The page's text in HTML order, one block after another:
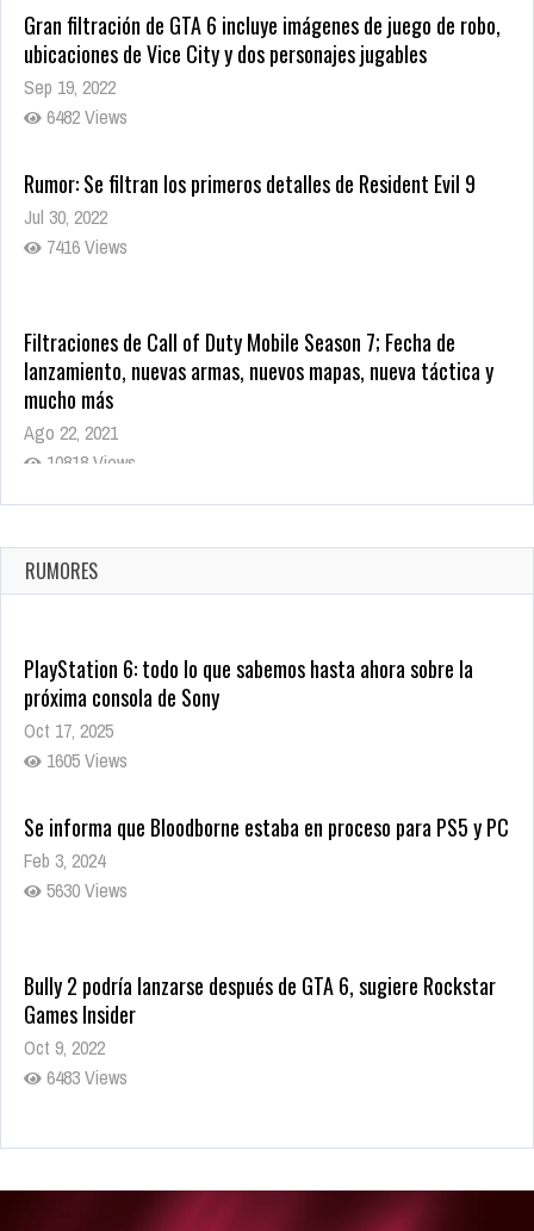
Gran filtración de GTA 6 incluye imágenes de juego de robo,
ubicaciones de Vice City y dos personajes jugables
Sep 19, 2022
6482 Views
Rumor: Se filtran los primeros detalles de Resident Evil 9
Jul 30, 2022
7416 Views
Filtraciones de Call of Duty Mobile Season 7; Fecha de
lanzamiento, nuevas armas, nuevos mapas, nueva táctica y
mucho más
Ago 22, 2021
10818 Views
La configuración de Call of Duty 2021 aparentemente ya fue
Ago 8, 2021
10003 Views
RUMORES
PlayStation 6: todo lo que sabemos hasta ahora sobre la
próxima consola de Sony
Oct 17, 2025
1605 Views
Se informa que Bloodborne estaba en proceso para PS5 y PC
Feb 3, 2024
5630 Views
Bully 2 podría lanzarse después de GTA 6, sugiere Rockstar
Games Insider
Oct 9, 2022
6483 Views
Rumor: Se filtran los primeros detalles de Resident Evil 9